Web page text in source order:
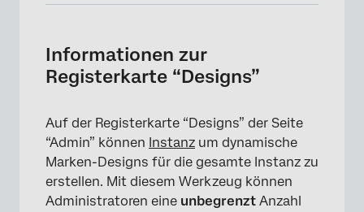
Neues Designvorlage anlegen
Allgemeine Einstellungen
Logo-Einstellungen
Hintergrund-Einstellungen
Icons Einstellungen
Informationen zur
Registerkarte “Designs”
Auf der Registerkarte “Designs” der Seite
“Admin” können Instanz um dynamische
Marken-Designs für die gesamte Instanz zu
erstellen. Mit diesem Werkzeug können
Administratoren eine unbegrenzt Anzahl